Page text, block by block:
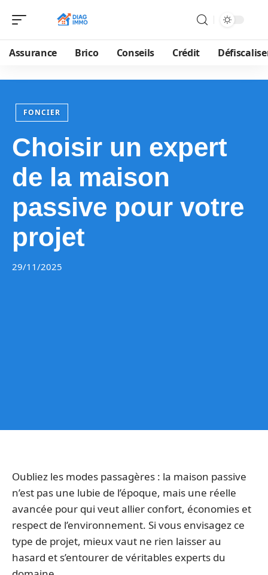
Assurance Brico Conseils Crédit
FONCIER
Choisir un expert
de la maison
passive pour votre
projet
29/11/2025
Oubliez les modes passagères : la maison passive
n’est pas une lubie de l’époque, mais une réelle
avancée pour qui veut allier confort, économies et
respect de l’environnement. Si vous envisagez ce
type de projet, mieux vaut ne rien laisser au
hasard et s’entourer de véritables experts du